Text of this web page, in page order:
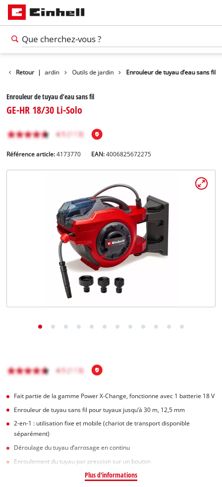
Retour |
Produits Jardin Outils de jardin Enrouleur de tuyau d’eau sans fil
Enrouleur de tuyau d’eau sans fil
GE-HR 18/30 Li-Solo
Référence article: 4173770 EAN:4006825672275
Fait partie de la gamme Power X-Change, fonctionne avec 1 batterie 18 V
Enrouleur de tuyau sans fil pour tuyaux jusqu’à 30 m, 12,5 mm
2-en-1 : utilisation fixe et mobile (chariot de transport disponible
séparément)
Déroulage du tuyau d’arrosage en continu
Enroulement du tuyau par pression sur un bouton
Plus d'informations